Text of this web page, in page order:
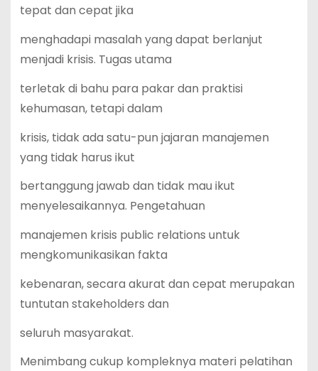
tepat dan cepat jika
menghadapi masalah yang dapat berlanjut
menjadi krisis. Tugas utama
terletak di bahu para pakar dan praktisi
kehumasan, tetapi dalam
krisis, tidak ada satu-pun jajaran manajemen
yang tidak harus ikut
bertanggung jawab dan tidak mau ikut
menyelesaikannya. Pengetahuan
manajemen krisis public relations untuk
mengkomunikasikan fakta
kebenaran, secara akurat dan cepat merupakan
tuntutan stakeholders dan
seluruh masyarakat.
Menimbang cukup kompleknya materi pelatihan